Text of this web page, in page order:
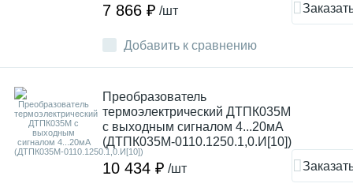
Добавить к сравнению
7 866 ₽ /шт
Преобразователь
термоэлектрический ДТПК035М
с выходным сигналом 4...20мА
(ДТПК035М-0110.1250.1,0.И[10])
10 434 ₽ /шт